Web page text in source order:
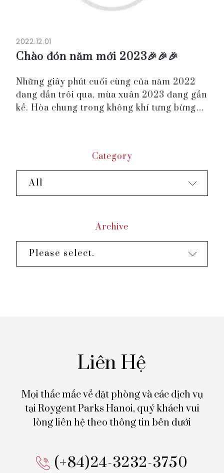
2022.12.01
Chào đón năm mới 2023🎉🎉🎉
Những giây phút cuối cùng của năm 2022
đang dần trôi qua, mùa xuân 2023 đang gần
kề. Hòa chung trong không khí tưng bừng
Category
All
Archive
Please select.
Liên Hệ
Mọi thắc mắc về đặt phòng và các dịch vụ
tại Roygent Parks Hanoi, quý khách vui
lòng liên hệ theo thông tin bên dưới
(+84)24-3232-3750